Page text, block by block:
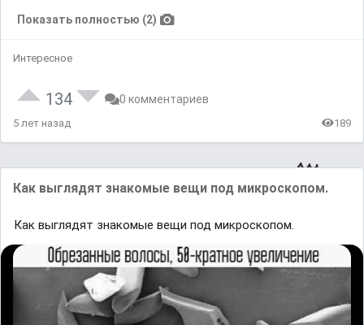
Показать полностью (2)
Интересное
134 0 комментариев
5 лет назад 189
Как выглядят знакомые вещи под микроскопом.
Как выглядят знакомые вещи под микроскопом.